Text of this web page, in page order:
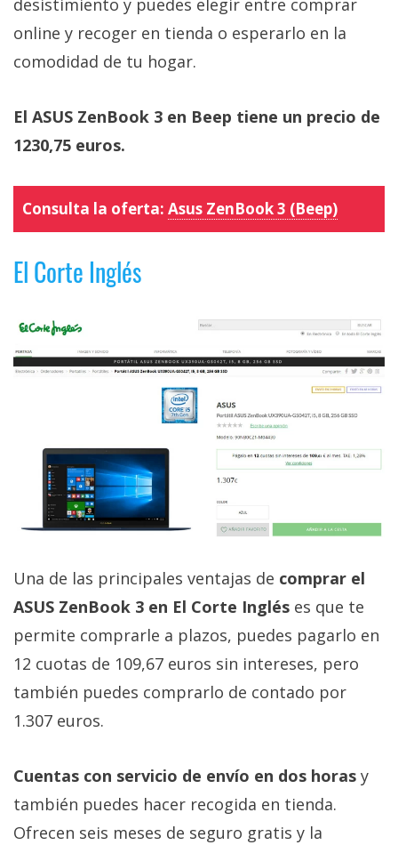
desistimiento y puedes elegir entre comprar
online y recoger en tienda o esperarlo en la
comodidad de tu hogar.
El ASUS ZenBook 3 en Beep tiene un precio de
1230,75 euros.
Consulta la oferta: Asus ZenBook 3 (Beep)
El Corte Inglés
Una de las principales ventajas de comprar el
ASUS ZenBook 3 en El Corte Inglés es que te
permite comprarle a plazos, puedes pagarlo en
12 cuotas de 109,67 euros sin intereses, pero
también puedes comprarlo de contado por
1.307 euros.
Cuentas con servicio de envío en dos horas y
también puedes hacer recogida en tienda.
Ofrecen seis meses de seguro gratis y la